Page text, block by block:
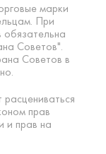
марки
При
обязательна
Советов".
Советов в
прав
и прав на